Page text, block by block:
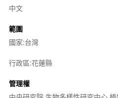
中文
範圍
國家:台灣
行政區:花蓮縣
管理權